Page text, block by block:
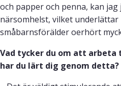
och papper och penna, kan
närsomhelst, vilket underlättar
småbarnsförälder oerhört
Vad tycker du om att arbeta
har du lärt dig genom detta?